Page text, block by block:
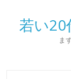
若い20
ま